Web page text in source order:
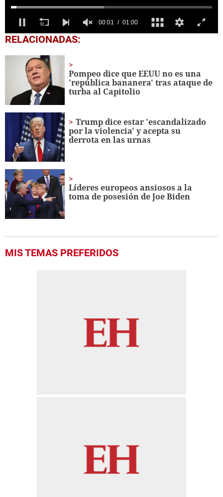
0
seconds
minute,
RELACIONADAS:
Pompeo dice que EEUU no es una
'república bananera' tras ataque de
turba al Capitolio
Trump dice estar 'escandalizado
por la violencia' y acepta su
derrota en las urnas
Líderes europeos ansiosos a la
toma de posesión de Joe Biden
MIS TEMAS PREFERIDOS